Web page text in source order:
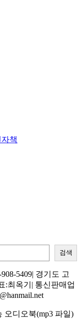
검색
5409| 경기도 고
:최옥기| 통신판매업
오디오북(mp3 파일)